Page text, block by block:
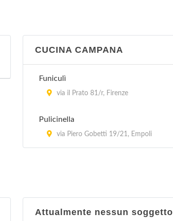
CUCINA CAMPANA
Funiculì
via il Prato 81/r, Firenze
Pulicinella
via Piero Gobetti 19/21, Empoli
Attualmente nessun soggetto